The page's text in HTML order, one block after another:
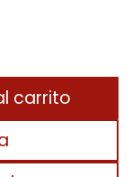
carrito